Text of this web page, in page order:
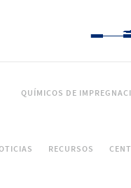
QUÍMICOS DE
RECURSOS